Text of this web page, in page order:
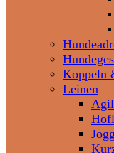
Koppeln
Leinen